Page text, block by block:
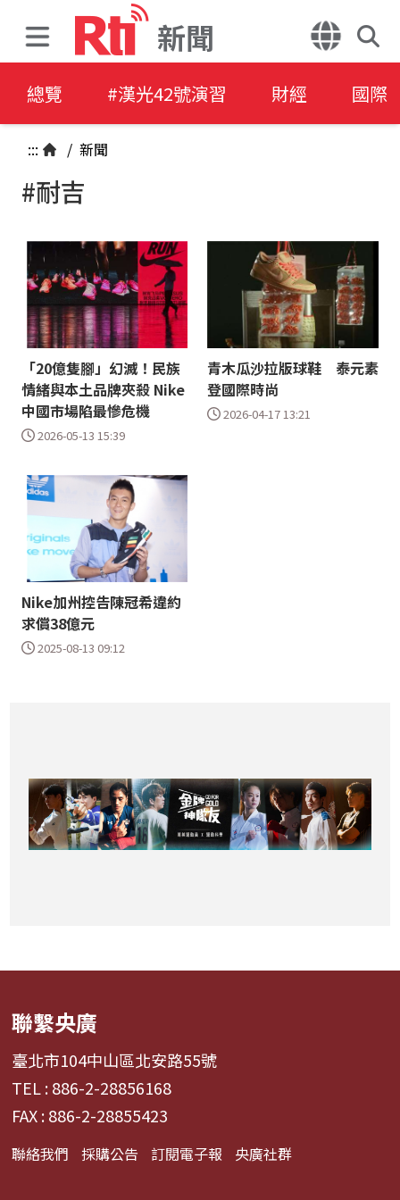
新聞
總覽 #漢光42號演習 財經 國際
::: / 新聞
#耐吉
「20億隻腳」幻滅！民族
情緒與本土品牌夾殺 Nike
中國市場陷最慘危機
2026-05-13 15:39
青木瓜沙拉版球鞋 泰元素
登國際時尚
2026-04-17 13:21
Nike加州控告陳冠希違約
求償38億元
2025-08-13 09:12
聯繫央廣
臺北市104中山區北安路55號
TEL : 886-2-28856168
FAX : 886-2-28855423
聯絡我們 採購公告 訂閱電子報 央廣社群